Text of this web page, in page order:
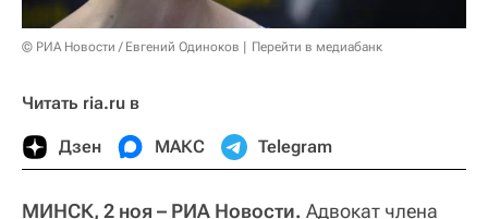
© РИА Новости / Евгений Одиноков Перейти в медиабанк
Читать ria.ru в
Дзен МАКС Telegram
МИНСК, 2 ноя – РИА Новости. Адвокат члена